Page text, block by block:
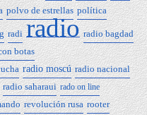
polvo de estrellas política
radi radio radio bagdad
botas
radio moscú radio nacional
radio saharaui rado on line
revolución rusa rooter